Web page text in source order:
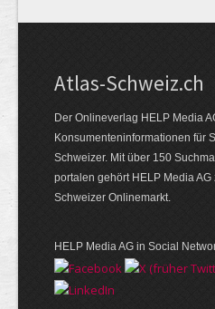
Atlas-Schweiz.ch
Der Onlineverlag HELP Media
Konsumenten­infor­mationen für
Schweizer. Mit über 150
portalen gehört HELP Media
Schweizer Onlinemarkt.
HELP Media AG in Social